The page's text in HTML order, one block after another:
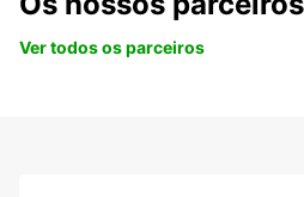
Ver todos os parceiros